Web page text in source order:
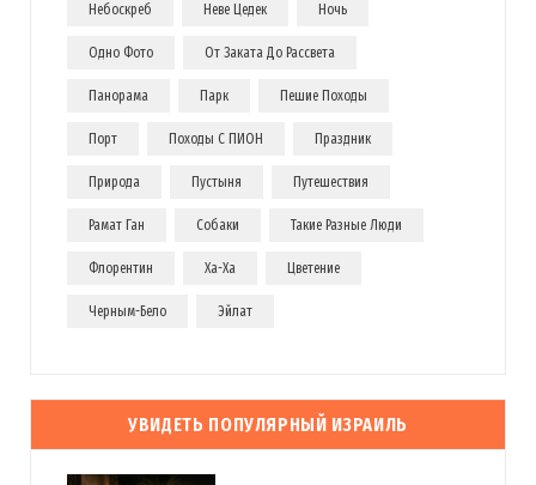
Небоскреб Неве Цедек Ночь
Одно Фото От Заката До Рассвета
Панорама Парк Пешие Походы
Порт Походы С ПИОН Праздник
Природа Пустыня Путешествия
Рамат Ган Собаки Такие Разные Люди
Флорентин Ха-Ха Цветение
Черным-Бело Эйлат
УВИДЕТЬ ПОПУЛЯРНЫЙ ИЗРАИЛЬ